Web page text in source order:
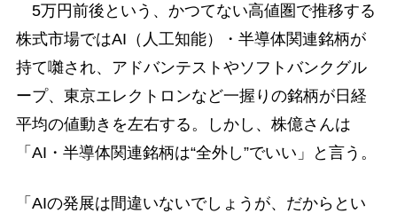
5万円前後という、かつてない高値圏で推移する
株式市場ではAI（人工知能）・半導体関連銘柄が
持て囃され、アドバンテストやソフトバンクグル
ープ、東京エレクトロンなど一握りの銘柄が日経
平均の値動きを左右する。しかし、株億さんは
「AI・半導体関連銘柄は“全外し”でいい」と言う。
「AIの発展は間違いないでしょうが、だからとい